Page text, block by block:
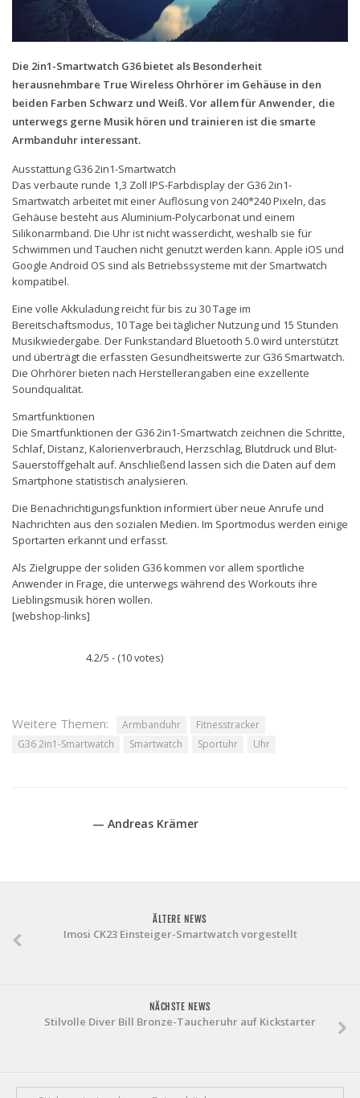
Datentarife
Flatrate-Prepaidtarife
Mobilfunk-Vergleichsrechner
Mobilfunk-Tarifrechner
Flatrate-Datentarife
Die 2in1-Smartwatch G36 bietet als Besonderheit
herausnehmbare True Wireless Ohrhörer im Gehäuse in den
beiden Farben Schwarz und Weiß. Vor allem für Anwender, die
unterwegs gerne Musik hören und trainieren ist die smarte
Armbanduhr interessant.
Ausstattung G36 2in1-Smartwatch
Das verbaute runde 1,3 Zoll IPS-Farbdisplay der G36 2in1-
Smartwatch arbeitet mit einer Auflösung von 240*240 Pixeln, das
Gehäuse besteht aus Aluminium-Polycarbonat und einem
Silikonarmband. Die Uhr ist nicht wasserdicht, weshalb sie für
Schwimmen und Tauchen nicht genutzt werden kann. Apple iOS und
Google Android OS sind als Betriebssysteme mit der Smartwatch
kompatibel.
Eine volle Akkuladung reicht für bis zu 30 Tage im
Bereitschaftsmodus, 10 Tage bei täglicher Nutzung und 15 Stunden
Musikwiedergabe. Der Funkstandard Bluetooth 5.0 wird unterstützt
und überträgt die erfassten Gesundheitswerte zur G36 Smartwatch.
Die Ohrhörer bieten nach Herstellerangaben eine exzellente
Soundqualität.
Smartfunktionen
Die Smartfunktionen der G36 2in1-Smartwatch zeichnen die Schritte,
Schlaf, Distanz, Kalorienverbrauch, Herzschlag, Blutdruck und Blut-
Sauerstoffgehalt auf. Anschließend lassen sich die Daten auf dem
Smartphone statistisch analysieren.
Die Benachrichtigungsfunktion informiert über neue Anrufe und
Nachrichten aus den sozialen Medien. Im Sportmodus werden einige
Sportarten erkannt und erfasst.
Als Zielgruppe der soliden G36 kommen vor allem sportliche
Anwender in Frage, die unterwegs während des Workouts ihre
Lieblingsmusik hören wollen.
[webshop-links]
4.2/5 - (10 votes)
Weitere Themen: Armbanduhr
Fitnesstracker
G36 2in1-Smartwatch
Smartwatch Sportuhr Uhr
— Andreas Krämer
ÄLTERE NEWS
Imosi CK23 Einsteiger-Smartwatch vorgestellt
NÄCHSTE NEWS
Stilvolle Diver Bill Bronze-Taucheruhr auf Kickstarter